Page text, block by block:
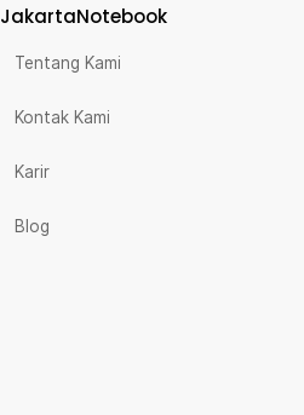
JakartaNotebook
Tentang Kami
Kontak Kami
Karir
Blog